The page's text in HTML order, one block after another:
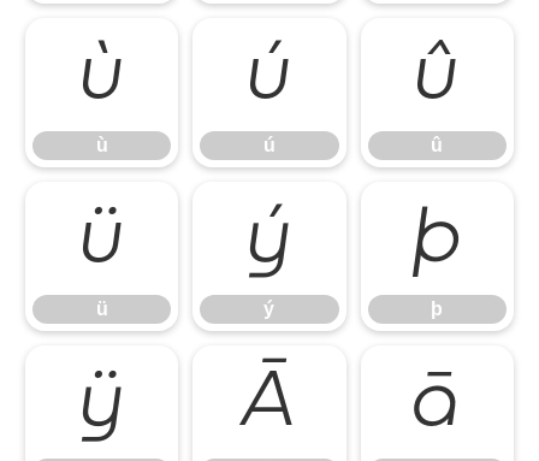
ù
ù
ú
ú
û
û
ü
ü
ý
ý
þ
þ
ÿ Ā ā